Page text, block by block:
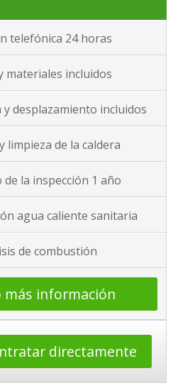
telefónica 24 horas
materiales incluidos
desplazamiento incluidos
limpieza de la caldera
de la inspección 1 año
agua caliente sanitaria
de combustión
más información
directamente